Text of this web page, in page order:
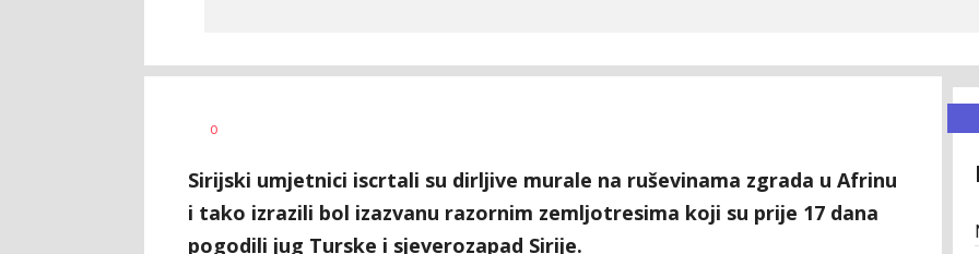
AUTOR
0
Sirijski umjetnici iscrtali su dirljive murale na ruševinama zgrada u Afrinu
i tako izrazili bol izazvanu razornim zemljotresima koji su prije 17 dana
pogodili jug Turske i sjeverozapad Sirije.